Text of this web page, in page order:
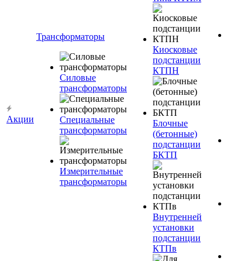
Акции
Трансформаторы
Силовые
трансформаторы
Специальные
трансформаторы
Измерительные
трансформаторы
Киосковые
подстанции
КТПН
Блочные
(бетонные)
подстанции
БКТП
Внутренней
установки
подстанции
КТПв